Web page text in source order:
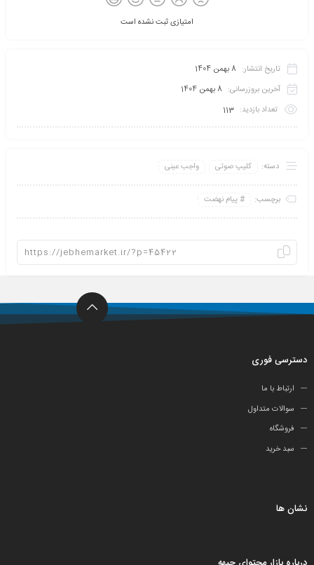
امتیازی ثبت نشده است
تاریخ انتشار: 8 بهمن 1404
آخرین بروزرسانی: 8 بهمن 1404
تعداد بازدید: 113
دسته: کلیپ صوتی واجب عینی
برچسب: پیام نهضت
دسترسی فوری
ارتباط با ما
سوالات متداول
فروشگاه
سبد خرید
نشان ها